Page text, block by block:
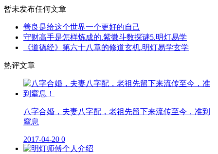
暂未发布任何文章
善良是给这个世界一个更好的自己
守财高手是怎样炼成的.紫微斗数探谜5.明灯易学
《道德经》第六十八章的修道玄机.明灯易学玄学
热评文章
八字合婚，夫妻八字配，老祖先留下来流传至今，准到
窒息
2017-04-20 0